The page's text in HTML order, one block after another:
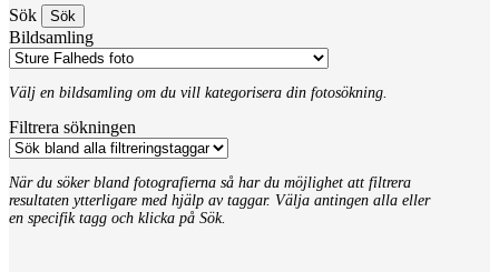
Sök
Bildsamling
Välj en bildsamling om du vill kategorisera din fotosökning.
Filtrera sökningen
När du söker bland fotografierna så har du möjlighet att filtrera
resultaten ytterligare med hjälp av taggar. Välja antingen alla eller
en specifik tagg och klicka på Sök.